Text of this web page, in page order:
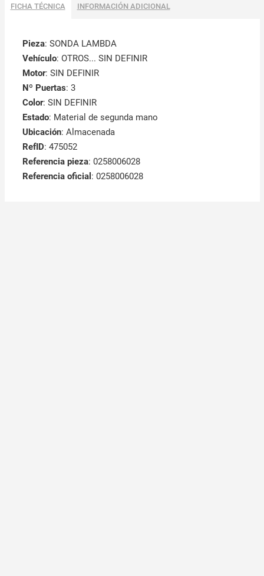
FICHA TÉCNICA INFORMACIÓN ADICIONAL
Pieza: SONDA LAMBDA
Vehículo: OTROS... SIN DEFINIR
Motor: SIN DEFINIR
Nº Puertas: 3
Color: SIN DEFINIR
Estado: Material de segunda mano
Ubicación: Almacenada
RefID: 475052
Referencia pieza: 0258006028
Referencia oficial : 0258006028